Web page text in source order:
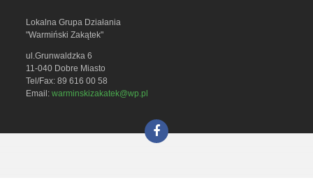
Lokalna Grupa Działania
"Warmiński Zakątek"
ul.Grunwaldzka 6
11-040 Dobre Miasto
Tel/Fax: 89 616 00 58
Email:warminskizakatek@wp.pl